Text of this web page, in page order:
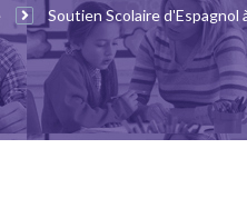
Soutien Scolaire d'Espagnol